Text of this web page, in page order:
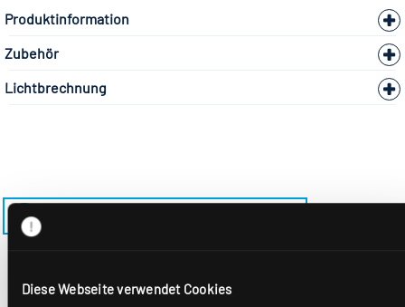
Diese Webseite verwendet Cookies
Produktinformation
Zubehör
Lichtbrechnung